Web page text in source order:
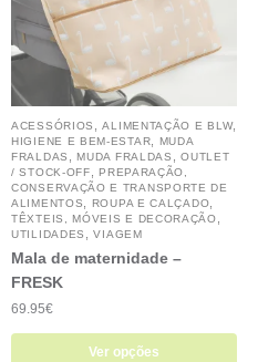
ACESSÓRIOS ,ALIMENTAÇÃO E BLW,
HIGIENE E BEM-ESTAR
MUDA
FRALDAS
MUDA FRALDAS ,OUTLET
/ STOCK-OFF
PREPARAÇÃO,
CONSERVAÇÃO E TRANSPORTE DE
ALIMENTOS
ROUPA E CALÇADO
TÊXTEIS, MÓVEIS E DECORAÇÃO
UTILIDADES ,VIAGEM
Mala de maternidade –
FRESK
69.95€
Ver opções